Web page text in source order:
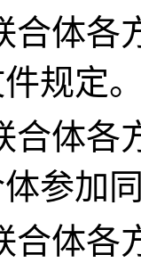
合体各
规定。
合体各
参加
合体各